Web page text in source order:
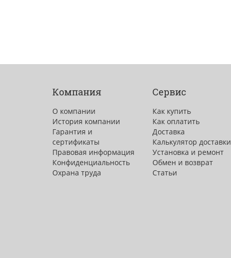
Компания
О компании
История компании
Гарантия и
сертификаты
Правовая информация
Конфиденциальность
Охрана труда
Сервис
Как купить
Как оплатить
Доставка
Калькулятор доставки
Установка и ремонт
Обмен и возврат
Статьи